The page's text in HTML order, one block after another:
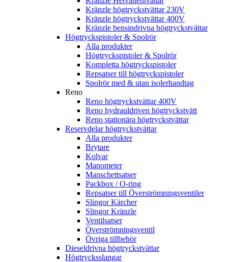
Kränzle högtryckstvättar 230V
Kränzle högtryckstvättar 400V
Kränzle bensindrivna högtryckstvättar
Högtryckspistoler & Spolrör
Alla produkter
Högtryckspistoler & Spolrör
Kompletta högtryckspistoler
Repsatser till högtryckspistoler
Spolrör med & utan isolerhandtag
Reno
Reno högtryckstvättar 400V
Reno hydrauldriven högtryckstvätt
Reno stationära högtryckstvättar
Reservdelar högtryckstvättar
Alla produkter
Brytare
Kolvar
Manometer
Manschettsatser
Packbox / O-ring
Repsatser till Överströmningsventiler
Slingor Kärcher
Slingor Kränzle
Ventilsatser
Överströmningsventil
Övriga tillbehör
Dieseldrivna högtryckstvättar
Högtrycksslangar